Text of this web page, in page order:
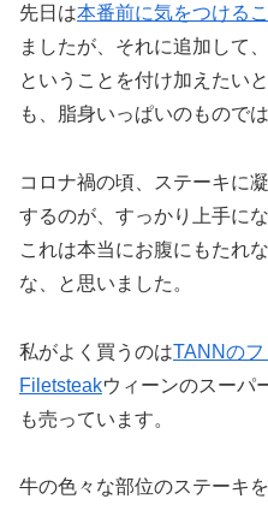
先日は本番前に気をつける
ましたが、それに追加して
ということを付け加えたい
も、脂身いっぱいのもので
コロナ禍の頃、ステーキに
するのが、すっかり上手に
これは本当にお腹にもたれ
な、と思いました。
私がよく買うのはTANNの
Filetsteakウィーンのスーパ
も売っています。
牛の色々な部位のステーキ